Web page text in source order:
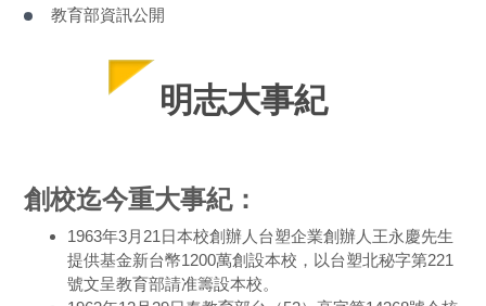
教育部資訊公開
明志大事紀
創校迄今重大事紀：
1963年3月21日本校創辦人台塑企業創辦人王永慶先生
提供基金新台幣1200萬創設本校，以台塑北秘字第221
號文呈教育部請准籌設本校。